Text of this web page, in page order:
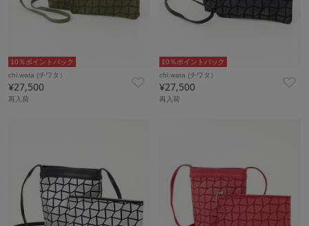
10％ポイントバック
chi.wata (チワタ）
¥27,500
再入荷
10％ポイントバック
chi.wata (チワタ）
¥27,500
再入荷